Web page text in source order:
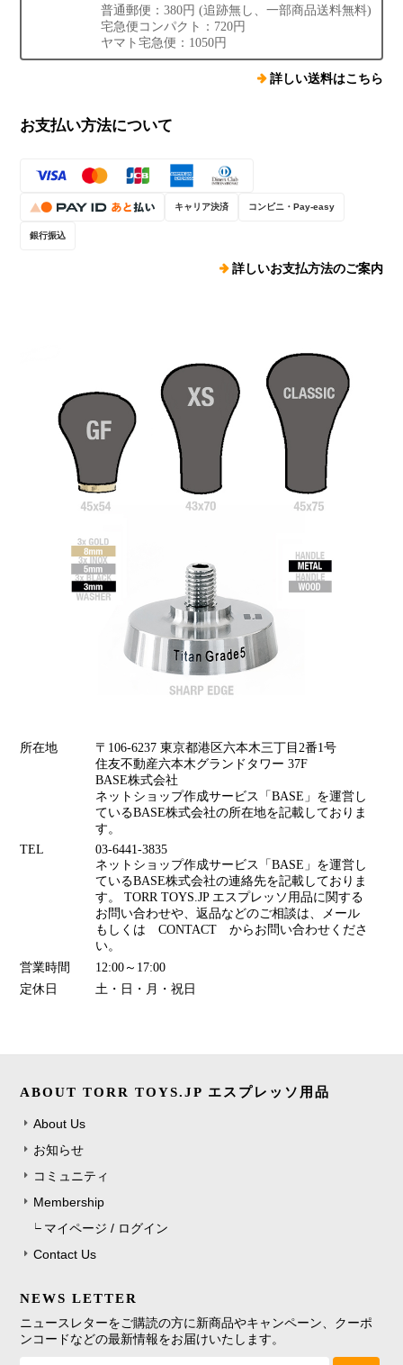
普通郵便：380円 (追跡無し、一部商品送料無料)
宅急便コンパクト：720円
ヤマト宅急便：1050円
詳しい送料はこちら
お支払い方法について
キャリア決済 コンビニ・Pay-easy
銀行振込
詳しいお支払方法のご案内
所在地
〒106-6237 東京都港区六本木三丁目2番1号
住友不動産六本木グランドタワー 37F
BASE株式会社
ネットショップ作成サービス「BASE」を運営し
ているBASE株式会社の所在地を記載しておりま
す。
TEL
03-6441-3835
ネットショップ作成サービス「BASE」を運営し
ているBASE株式会社の連絡先を記載しておりま
す。 TORR TOYS.JP エスプレッソ用品に関する
お問い合わせや、返品などのご相談は、メール
もしくは CONTACT からお問い合わせくださ
い。
営業時間
12:00～17:00
定休日
土・日・月・祝日
ABOUT TORR TOYS.JP エスプレッソ用品
About Us
お知らせ
コミュニティ
Membership
マイページ / ログイン
Contact Us
NEWS LETTER
ニュースレターをご購読の方に新商品やキャンペーン、クーポ
ンコードなどの最新情報をお届けいたします。